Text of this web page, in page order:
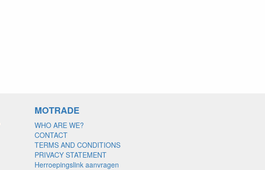
MOTRADE
WHO ARE WE?
CONTACT
TERMS AND CONDITIONS
PRIVACY STATEMENT
Herroepingslink aanvragen